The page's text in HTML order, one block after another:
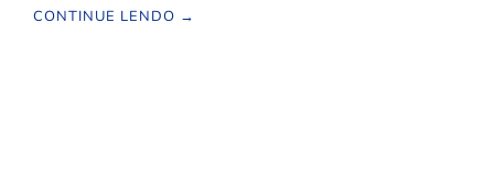
CONTINUE LENDO →